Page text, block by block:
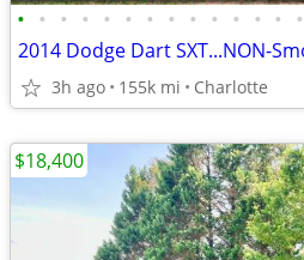
• • • • • • • • • • • • • •
2014 Dodge Dart SXT...NON-
3h ago 155k mi Charlotte
$18,400